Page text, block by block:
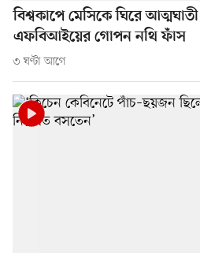
বিশ্বকাপে মেসিকে ঘিরে আত্মঘাতী
এফবিআইয়ের গোপন নথি ফাঁস
৩ ঘণ্টা আগে